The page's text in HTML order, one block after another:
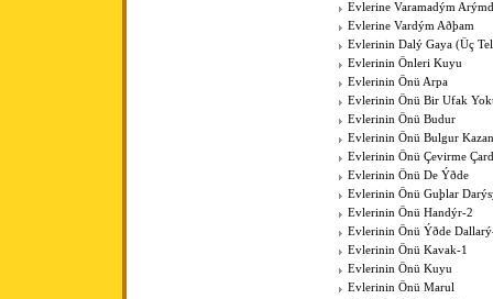
Evlerine Varamadým
Evlerine Vardým Aðþam
Evlerinin Dalý Gaya (Üç
Evlerinin Önleri Kuyu
Evlerinin Önü Arpa
Evlerinin Önü Bir Ufak
Evlerinin Önü Budur
Evlerinin Önü Bulgur
Evlerinin Önü Çevirme
Evlerinin Önü De Ýðde
Evlerinin Önü Guþlar
Evlerinin Önü Handýr-2
Evlerinin Önü Ýðde
Evlerinin Önü Kavak-1
Evlerinin Önü Kuyu
Evlerinin Önü Marul